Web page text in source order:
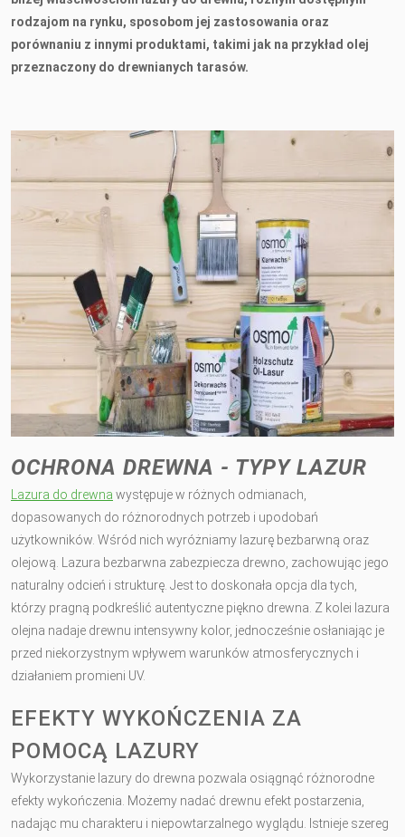
rodzajom na rynku, sposobom jej zastosowania oraz
porównaniu z innymi produktami, takimi jak na przykład olej
przeznaczony do drewnianych tarasów.
OCHRONA DREWNA - TYPY LAZUR
Lazura do drewna występuje w różnych odmianach,
dopasowanych do różnorodnych potrzeb i upodobań
użytkowników. Wśród nich wyróżniamy lazurę bezbarwną oraz
olejową. Lazura bezbarwna zabezpiecza drewno, zachowując jego
naturalny odcień i strukturę. Jest to doskonała opcja dla tych,
którzy pragną podkreślić autentyczne piękno drewna. Z kolei lazura
olejna nadaje drewnu intensywny kolor, jednocześnie osłaniając je
przed niekorzystnym wpływem warunków atmosferycznych i
działaniem promieni UV.
EFEKTY WYKOŃCZENIA ZA
POMOCĄ LAZURY
Wykorzystanie lazury do drewna pozwala osiągnąć różnorodne
efekty wykończenia. Możemy nadać drewnu efekt postarzenia,
nadając mu charakteru i niepowtarzalnego wyglądu. Istnieje szereg